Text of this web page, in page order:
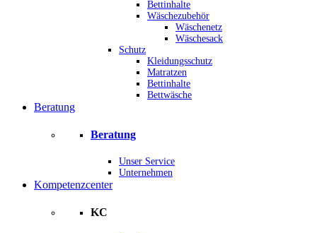
Bettinhalte
Wäschezubehör
Wäschenetz
Wäschesack
Schutz
Kleidungsschutz
Matratzen
Bettinhalte
Bettwäsche
Beratung
Beratung
Unser Service
Unternehmen
Kompetenzcenter
KC